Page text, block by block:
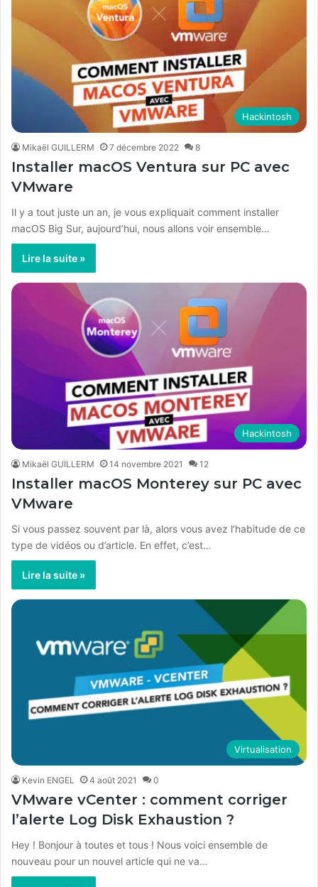
:
Hackintosh
Mikaël GUILLERM 7 décembre 2022 8
Installer macOS Ventura sur PC avec
VMware
Il y a tout juste un an, je vous expliquait comment installer
macOS Big Sur, aujourd’hui, nous allons voir ensemble…
Lire la suite »
Hackintosh
Mikaël GUILLERM 14 novembre 2021 12
Installer macOS Monterey sur PC avec
VMware
Si vous passez souvent par là, alors vous avez l’habitude de ce
type de vidéos ou d’article. En effet, c’est…
Lire la suite »
Virtualisation
Kevin ENGEL 4 août 2021 0
VMware vCenter : comment corriger
l’alerte Log Disk Exhaustion ?
Hey ! Bonjour à toutes et tous ! Nous voici ensemble de
nouveau pour un nouvel article qui ne va…